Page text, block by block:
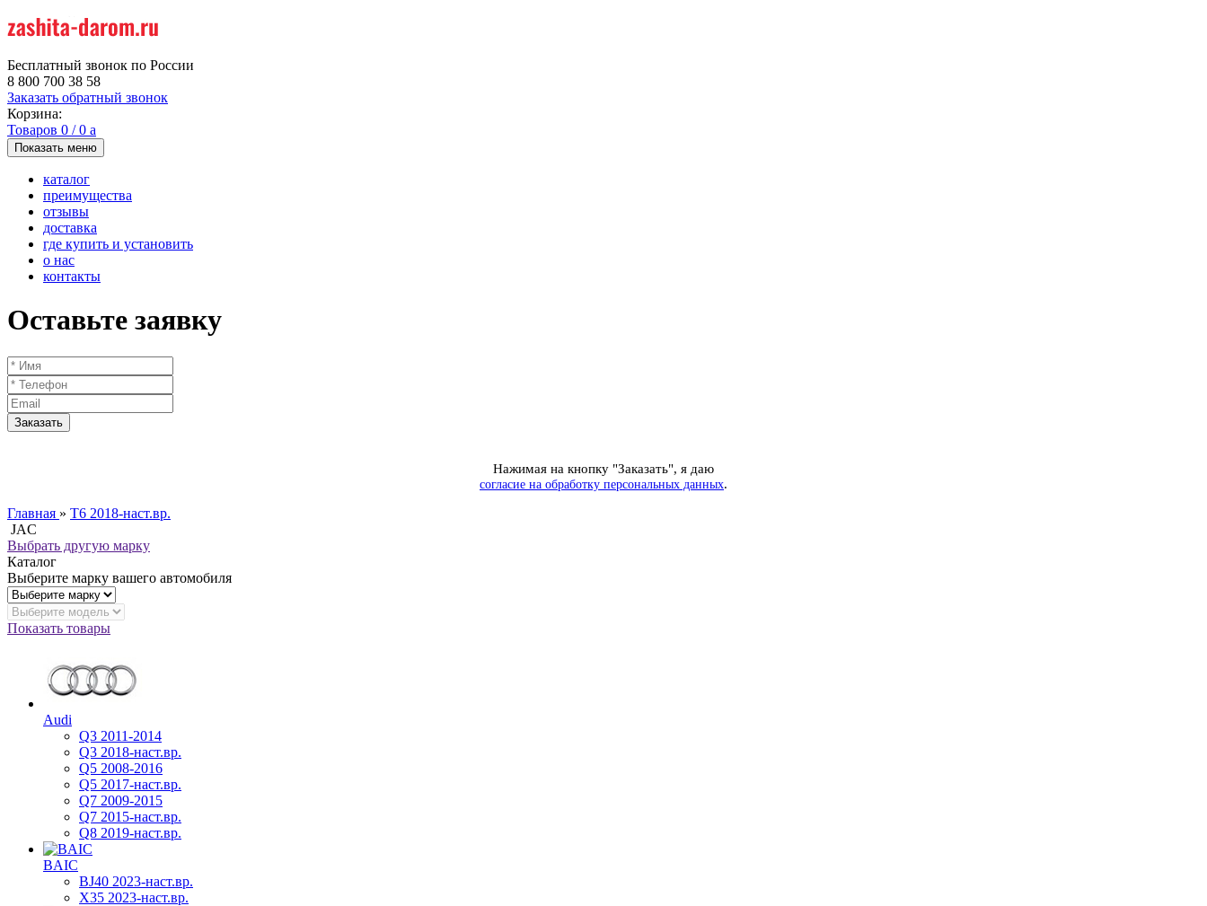
Бесплатный звонок по России
8 800 700 38 58
Заказать обратный звонок
Корзина:
Товаров 0 /0 a
Показать меню
каталог
преимущества
отзывы
доставка
где купить и установить
о нас
контакты
Оставьте заявку
Нажимая на кнопку "Заказать", я даю
согласие на обработку персональных данных.
Главная » T6 2018-наст.вр.
JAC
Выбрать другую марку
Каталог
Выберите марку вашего автомобиля
Показать товары
Audi
Q3 2011-2014
Q3 2018-наст.вр.
Q5 2008-2016
Q5 2017-наст.вр.
Q7 2009-2015
Q7 2015-наст.вр.
Q8 2019-наст.вр.
BAIC
BJ40 2023-наст.вр.
X35 2023-наст.вр.